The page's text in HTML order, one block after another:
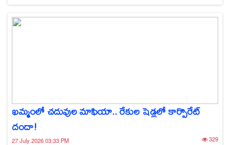
ఖమ్మంలో చదువుల మాఫియా.. రేకుల షెడ్లలో కార్పొరేట్
దందా!
27 July 2026 03:33 PM 329